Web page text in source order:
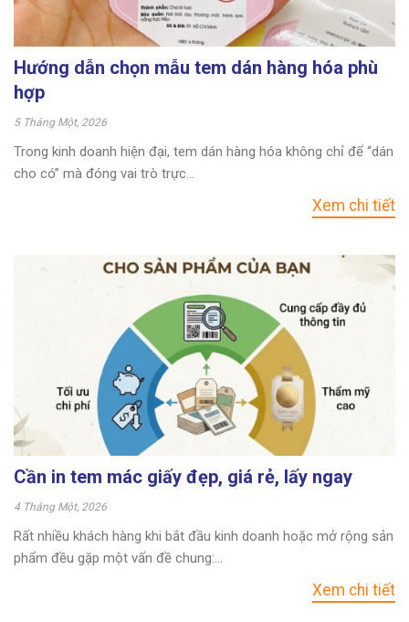
Hướng dẫn chọn mẫu tem dán hàng hóa phù
hợp
5 Tháng Một, 2026
Trong kinh doanh hiện đại, tem dán hàng hóa không chỉ để “dán
cho có” mà đóng vai trò trực...
Xem chi tiết
Cần in tem mác giấy đẹp, giá rẻ, lấy ngay
4 Tháng Một, 2026
Rất nhiều khách hàng khi bắt đầu kinh doanh hoặc mở rộng sản
phẩm đều gặp một vấn đề chung:...
Xem chi tiết